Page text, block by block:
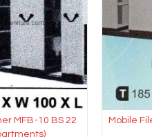
MFB-10 BS 22
Mobile